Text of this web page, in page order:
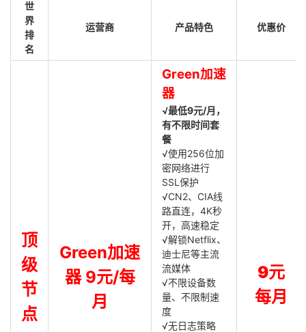
世
界
排
名
运营商 产品特色 优惠价
顶
级
节
点
Green加速
器 9元/每
月
Green加速
器
√最低9元/月，
有不限时间套
餐
√使用256位加
密网络进行
SSL保护
√CN2、CIA线
路直连，4K秒
开，高速稳定
√解锁Netflix、
迪士尼等主流
流媒体
√不限设备数
量、不限制速
度
√无日志策略
9元
每月